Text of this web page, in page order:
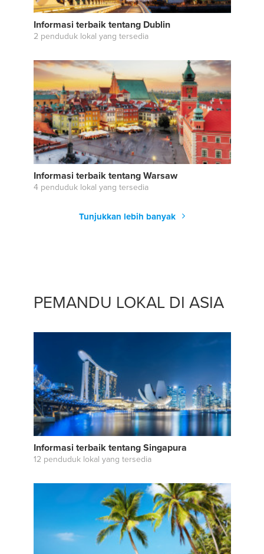
Informasi terbaik tentang Dublin
2 penduduk lokal yang tersedia
Informasi terbaik tentang Warsaw
4 penduduk lokal yang tersedia
Tunjukkan lebih banyak
PEMANDU LOKAL DI ASIA
Informasi terbaik tentang Singapura
12 penduduk lokal yang tersedia